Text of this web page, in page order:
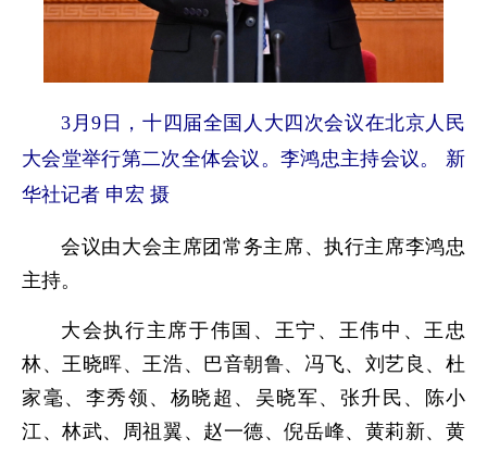
3月9日，十四届全国人大四次会议在北京人民
大会堂举行第二次全体会议。李鸿忠主持会议。 新
华社记者 申宏 摄
会议由大会主席团常务主席、执行主席李鸿忠
主持。
大会执行主席于伟国、王宁、王伟中、王忠
林、王晓晖、王浩、巴音朝鲁、冯飞、刘艺良、杜
家毫、李秀领、杨晓超、吴晓军、张升民、陈小
江、林武、周祖翼、赵一德、倪岳峰、黄莉新、黄